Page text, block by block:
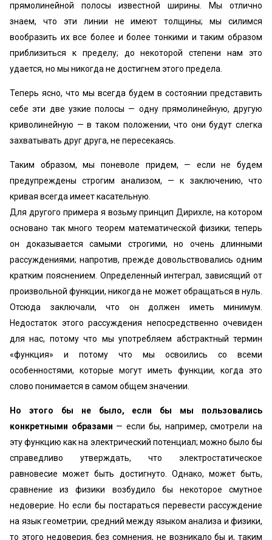
прямолинейной полосы известной ширины. Мы отлично
знаем, что эти линии не имеют толщины; мы силимся
вообразить их все более и более тонкими и таким образом
приблизиться к пределу; до некоторой степени нам это
удается, но мы никогда не достигнем этого предела.
Теперь ясно, что мы всегда будем в состоянии представить
себе эти две узкие полосы — одну прямолинейную, другую
криволинейную — в таком положении, что они будут слегка
захватывать друг друга, не пересекаясь.
Таким образом, мы поневоле придем, — если не будем
предупреждены строгим анализом, — к заключению, что
кривая всегда имеет касательную.
Для другого примера я возьму принцип Дирихле, на котором
основано так много теорем математической физики; теперь
он доказывается самыми строгими, но очень длинными
рассуждениями; напротив, прежде довольствовались одним
кратким пояснением. Определенный интеграл, зависящий от
произвольной функции, никогда не может обращаться в нуль.
Отсюда заключали, что он должен иметь минимум.
Недостаток этого рассуждения непосредственно очевиден
для нас, потому что мы употребляем абстрактный термин
«функция» и потому что мы освоились со всеми
особенностями, которые могут иметь функции, когда это
слово понимается в самом общем значении.
Но этого бы не было, если бы мы пользовались
конкретными образами — если бы, например, смотрели на
эту функцию как на электрический потенциал; можно было бы
справедливо утверждать, что электростатическое
равновесие может быть достигнуто. Однако, может быть,
сравнение из физики возбудило бы некоторое смутное
недоверие. Но если бы постараться перевести рассуждение
на язык геометрии, средний между языком анализа и физики,
то этого недоверия, без сомнения, не возникало бы и, таким